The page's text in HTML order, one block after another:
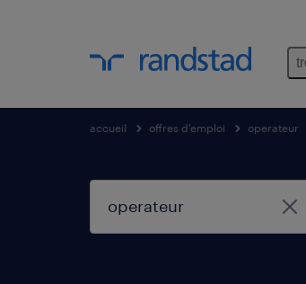
accueil offres d'emploi operateur